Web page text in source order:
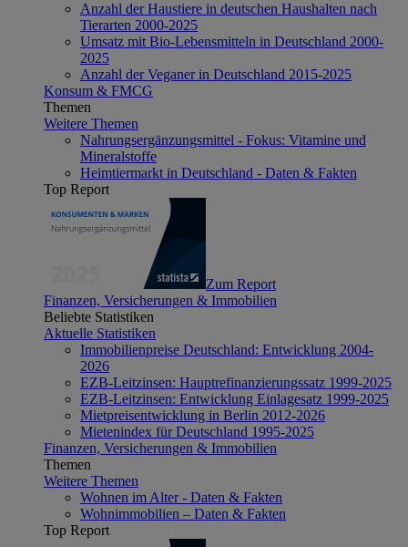
Anzahl der Haustiere in deutschen Haushalten nach
Tierarten 2000-2025
Umsatz mit Bio-Lebensmitteln in Deutschland 2000-
2025
Anzahl der Veganer in Deutschland 2015-2025
Konsum & FMCG
Themen
Weitere Themen
Nahrungsergänzungsmittel - Fokus: Vitamine und
Mineralstoffe
Heimtiermarkt in Deutschland - Daten & Fakten
Top Report
Zum Report
Finanzen, Versicherungen & Immobilien
Beliebte Statistiken
Aktuelle Statistiken
Immobilienpreise Deutschland: Entwicklung 2004-
2026
EZB-Leitzinsen: Hauptrefinanzierungssatz 1999-2025
EZB-Leitzinsen: Entwicklung Einlagesatz 1999-2025
Mietpreisentwicklung in Berlin 2012-2026
Mietenindex für Deutschland 1995-2025
Finanzen, Versicherungen & Immobilien
Themen
Weitere Themen
Wohnen im Alter - Daten & Fakten
Wohnimmobilien – Daten & Fakten
Top Report